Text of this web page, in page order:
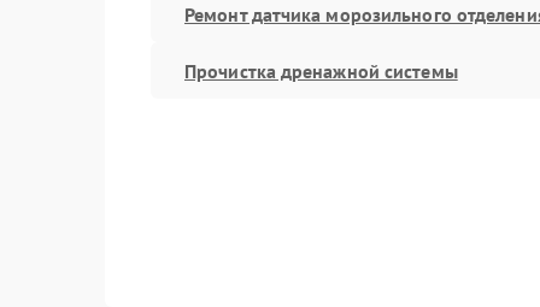
Ремонт датчика морозильного
Прочистка дренажной системы